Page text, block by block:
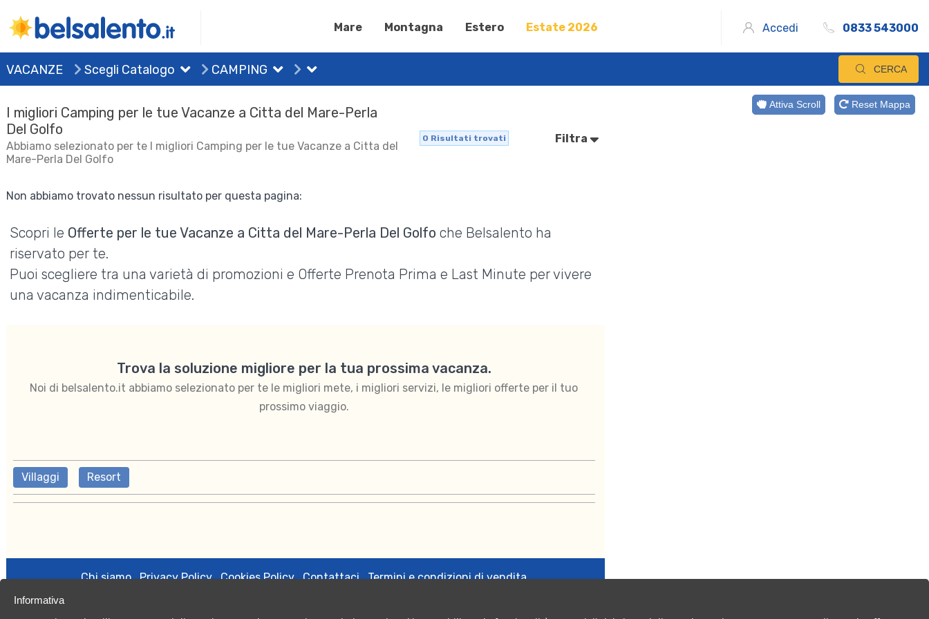
Mare Montagna Estero Estate 2026 Accedi 0833 543000
VACANZE Scegli Catalogo CAMPING CERCA
I migliori Camping per le tue Vacanze a Citta del Mare-Perla
Del Golfo
Abbiamo selezionato per te I migliori Camping per le tue Vacanze a Citta del
Mare-Perla Del Golfo
0 Risultati trovati Filtra
Non abbiamo trovato nessun risultato per questa pagina:
Scopri le Offerte per le tue Vacanze a Citta del Mare-Perla Del Golfo che Belsalento ha
riservato per te.
Puoi scegliere tra una varietà di promozioni e Offerte Prenota Prima e Last Minute per vivere
una vacanza indimenticabile.
Trova la soluzione migliore per la tua prossima vacanza.
Noi di belsalento.it abbiamo selezionato per te le migliori mete, i migliori servizi, le migliori offerte per il tuo
prossimo viaggio.
Villaggi Resort
Chi siamo Privacy Policy Cookies Policy Contattaci Termini e condizioni di vendita
Attiva Scroll Reset Mappa
Informativa